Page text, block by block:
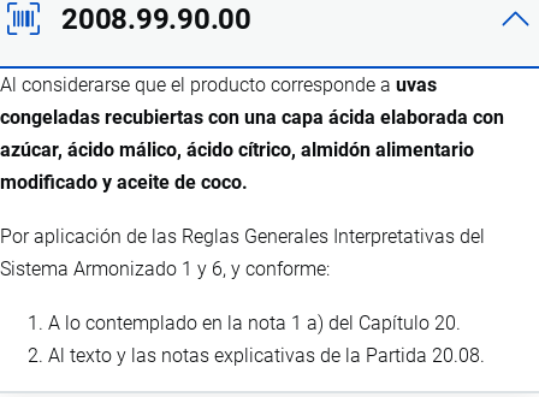
2008.99.90.00
Al considerarse que el producto corresponde a uvas
congeladas recubiertas con una capa ácida elaborada con
azúcar, ácido málico, ácido cítrico, almidón alimentario
modificado y aceite de coco.
Por aplicación de las Reglas Generales Interpretativas del
Sistema Armonizado 1 y 6, y conforme:
A lo contemplado en la nota 1 a) del Capítulo 20.
Al texto y las notas explicativas de la Partida 20.08.